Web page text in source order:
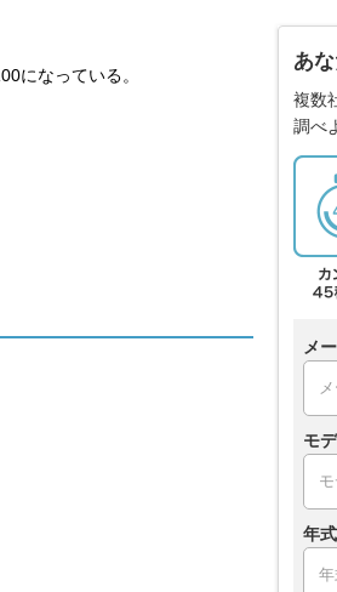
になっている。
あ
複数
調べ
メ
モ
年式